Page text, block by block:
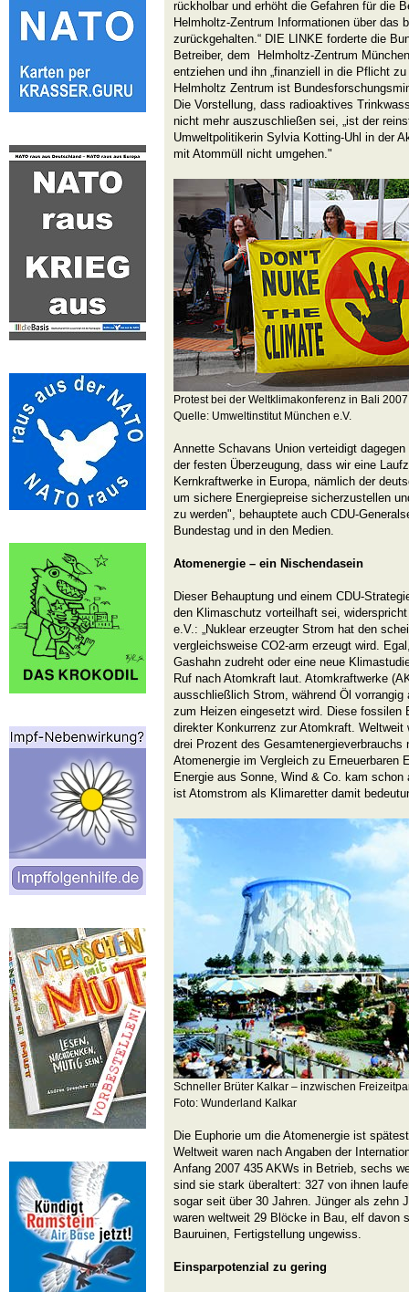
rückholbar und erhöht die Gefahren für die
Helmholtz-Zentrum Informationen über das
zurückgehalten.“ DIE LINKE forderte die
Betreiber, dem Helmholtz-Zentrum
entziehen und ihn „finanziell in die Pflicht
Helmholtz Zentrum ist
Die Vorstellung, dass radioaktives
nicht mehr auszuschließen sei, „ist der
Umweltpolitikerin Sylvia Kotting-Uhl in der
mit Atommüll nicht umgehen."
Protest bei der Weltklimakonferenz in Bali 2007
Quelle: Umweltinstitut München e.V.
Annette Schavans Union verteidigt
der festen Überzeugung, dass wir eine
Kernkraftwerke in Europa, nämlich der
um sichere Energiepreise sicherzustellen
zu werden", behauptete auch CDU-
Bundestag und in den Medien.
Atomenergie – ein Nischendasein
Dieser Behauptung und einem CDU-
den Klimaschutz vorteilhaft sei,
e.V.: „Nuklear erzeugter Strom hat den
vergleichsweise CO2-arm erzeugt wird.
Gashahn zudreht oder eine neue
Ruf nach Atomkraft laut. Atomkraftwerke
ausschließlich Strom, während Öl
zum Heizen eingesetzt wird. Diese fossilen
direkter Konkurrenz zur Atomkraft.
drei Prozent des
Atomenergie im Vergleich zu Erneuerbaren
Energie aus Sonne, Wind & Co. kam
ist Atomstrom als Klimaretter damit
Schneller Brüter Kalkar – inzwischen
Foto: Wunderland Kalkar
Die Euphorie um die Atomenergie ist
Weltweit waren nach Angaben der
Anfang 2007 435 AKWs in Betrieb, sechs
sind sie stark überaltert: 327 von ihnen
sogar seit über 30 Jahren. Jünger als zehn
waren weltweit 29 Blöcke in Bau, elf davon
Bauruinen, Fertigstellung ungewiss.
Einsparpotenzial zu gering